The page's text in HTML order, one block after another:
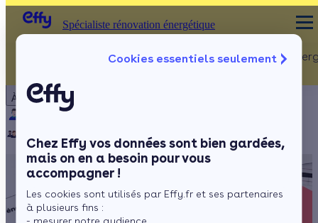
Cookies essentiels seulement
Chez Effy vos données sont bien gardées,
mais on en a besoin pour vous
accompagner !
Les cookies sont utilisés par Effy.fr et ses partenaires
à plusieurs fins :
À propos
Notre équipe
Rejoignez-nous Presse
Spécialiste rénovation énergétique Rénovation
Murs
Fenêtres
Sols
Spécialiste rénovation énergétique